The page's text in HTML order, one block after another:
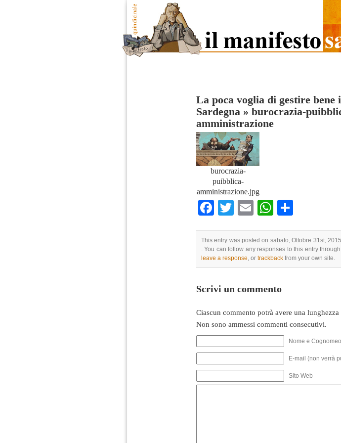
La poca voglia di gestire bene
Sardegna » burocrazia-
amministrazione
burocrazia-
puibblica-
amministrazione.jpg
Facebook
TwitterEmailWhatsApp
This entry was posted on sabato, Ottobre 31st,
. You can follow any responses to this entry
leave a response, or trackback from your own site.
Scrivi un commento
Ciascun commento potrà avere una
Non sono ammessi commenti consecutivi.
Nome e
E-mail (non verrà
Sito Web